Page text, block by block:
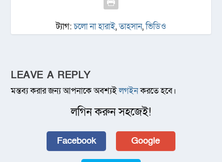
ট্যাগ:চলো না হারাই,তাহসান,ভিডিও
LEAVE A REPLY
মন্তব্য করার জন্য আপনাকে অবশ্যইলগইনকরতে হবে।
লগিন করুন সহজেই!
Facebook Google